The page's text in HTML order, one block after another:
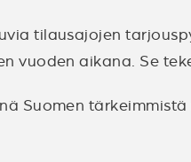
tilausajojen
vuoden aikana. Se
Suomen